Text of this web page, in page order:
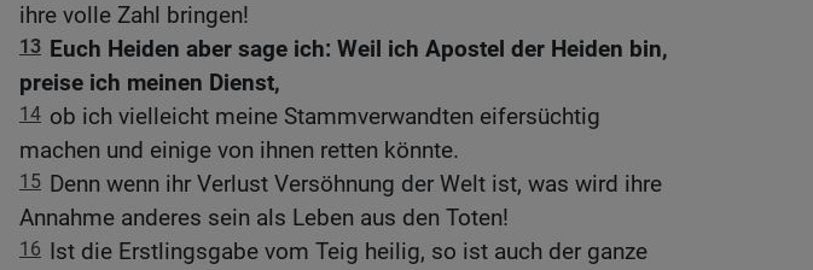
ihre volle Zahl bringen!
13 Euch Heiden aber sage ich: Weil ich Apostel der Heiden bin,
preise ich meinen Dienst,
14 ob ich vielleicht meine Stammverwandten eifersüchtig
machen und einige von ihnen retten könnte.
15 Denn wenn ihr Verlust Versöhnung der Welt ist, was wird ihre
Annahme anderes sein als Leben aus den Toten!
16 Ist die Erstlingsgabe vom Teig heilig, so ist auch der ganze